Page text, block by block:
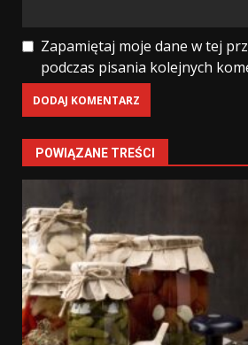
Zapamiętaj moje dane w tej
podczas pisania kolejnych
POWIĄZANE TREŚCI